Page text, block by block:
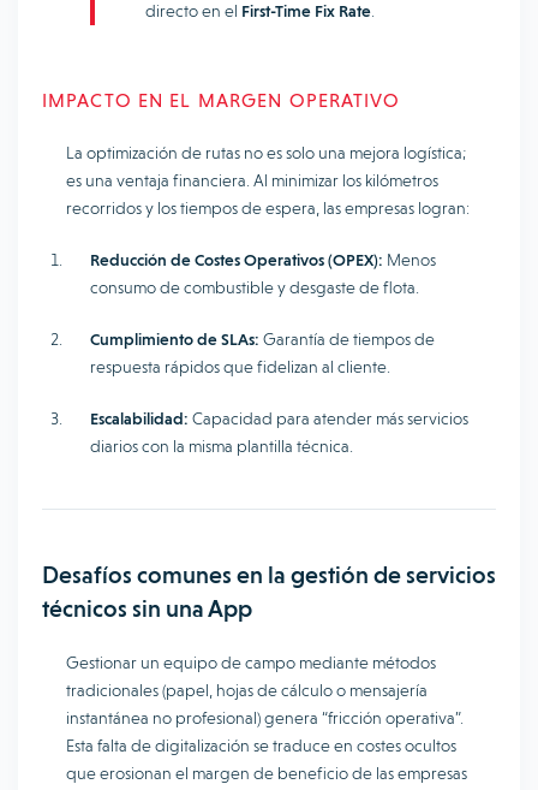
directo en el First-Time Fix Rate
IMPACTO EN EL MARGEN OPERATIVO
La optimización de rutas no es solo una mejora logística;
es una ventaja financiera. Al minimizar los kilómetros
recorridos y los tiempos de espera, las empresas logran:
Reducción de Costes Operativos (OPEX): Menos
consumo de combustible y desgaste de flota.
Cumplimiento de SLAs: Garantía de tiempos de
respuesta rápidos que fidelizan al cliente.
Escalabilidad: Capacidad para atender más servicios
diarios con la misma plantilla técnica.
Desafíos comunes en la gestión de servicios
técnicos sin una App
Gestionar un equipo de campo mediante métodos
tradicionales (papel, hojas de cálculo o mensajería
instantánea no profesional) genera “fricción operativa”.
Esta falta de digitalización se traduce en costes ocultos
que erosionan el margen de beneficio de las empresas